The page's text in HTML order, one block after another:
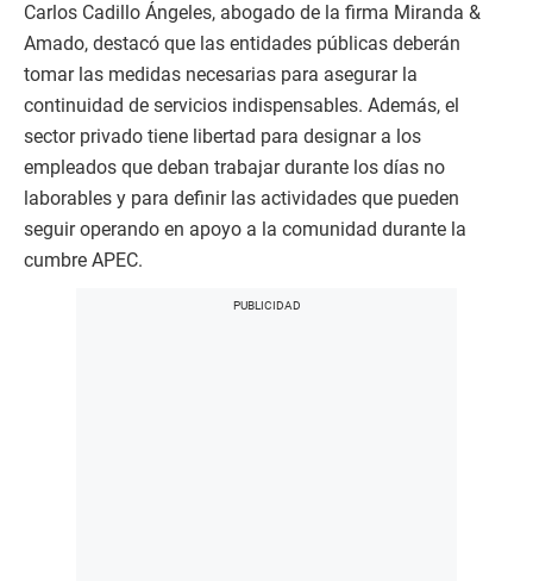
Carlos Cadillo Ángeles, abogado de la firma Miranda &
Amado, destacó que las entidades públicas deberán
tomar las medidas necesarias para asegurar la
continuidad de servicios indispensables. Además, el
sector privado tiene libertad para designar a los
empleados que deban trabajar durante los días no
laborables y para definir las actividades que pueden
seguir operando en apoyo a la comunidad durante la
cumbre APEC.